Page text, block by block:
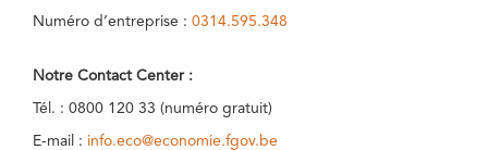
Numéro d’entreprise : 0314.595.348
Notre Contact Center :
Tél. : 0800 120 33 (numéro gratuit)
E-mail : info.eco@economie.fgov.be